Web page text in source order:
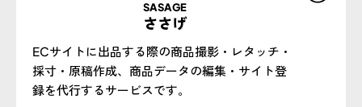
SASAGE
ささげ
ECサイトに出品する際の商品撮影・レタッチ・
採寸・原稿作成、商品データの編集・サイト登
録を代行するサービスです。